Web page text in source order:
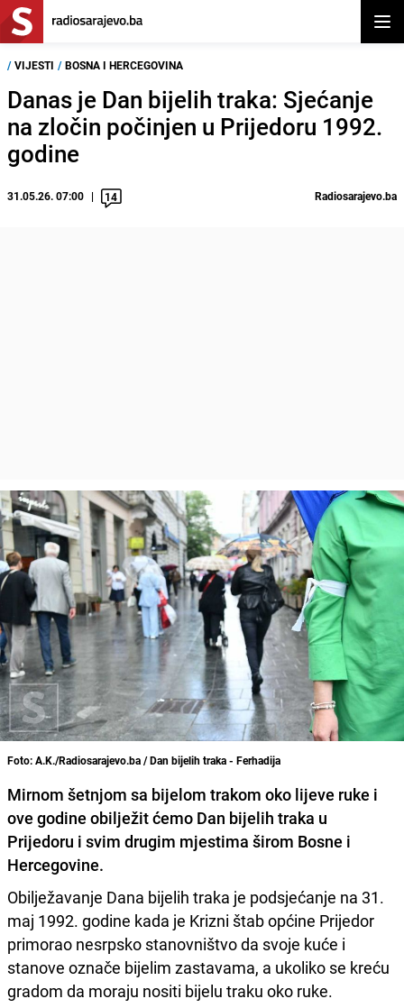
/ VIJESTI / BOSNA I HERCEGOVINA
Danas je Dan bijelih traka: Sjećanje
na zločin počinjen u Prijedoru 1992.
godine
31.05.26. 07:00 14 Radiosarajevo.ba
Foto: A.K./Radiosarajevo.ba / Dan bijelih traka - Ferhadija
Mirnom šetnjom sa bijelom trakom oko lijeve ruke i
ove godine obilježit ćemo Dan bijelih traka u
Prijedoru i svim drugim mjestima širom Bosne i
Hercegovine.
Obilježavanje Dana bijelih traka je podsjećanje na 31.
maj 1992. godine kada je Krizni štab općine Prijedor
primorao nesrpsko stanovništvo da svoje kuće i
stanove označe bijelim zastavama, a ukoliko se kreću
gradom da moraju nositi bijelu traku oko ruke.